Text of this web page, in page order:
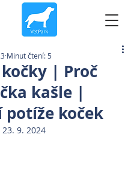
| Proč
kašle |
potíže koček
Minut čtení: 5
23. 9. 2024
NaN z 5 hvězdiček.